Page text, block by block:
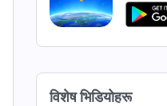
51:37
Video
विशेष भिडियोहरू